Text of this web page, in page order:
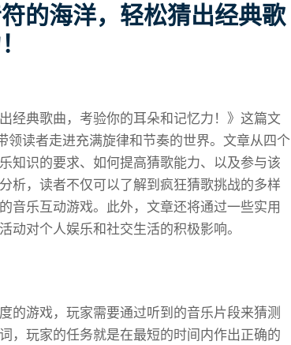
的海洋，轻松猜出经典歌
经典歌曲，考验你的耳朵和记忆力！》这篇文
领读者走进充满旋律和节奏的世界。文章从四个
知识的要求、如何提高猜歌能力、以及参与该
析，读者不仅可以了解到疯狂猜歌挑战的多样
音乐互动游戏。此外，文章还将通过一些实用
对个人娱乐和社交生活的积极影响。
的游戏，玩家需要通过听到的音乐片段来猜测
，玩家的任务就是在最短的时间内作出正确的